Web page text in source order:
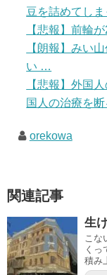
豆を詰めてし
【悲報】前輪
【朗報】みい
い …
【悲報】外国
国人の治療を
orekowa
関連記事
生
こな
くっ
積み